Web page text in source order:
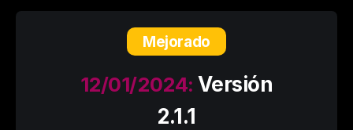
Mejorado
12/01/2024:Versión
2.1.1